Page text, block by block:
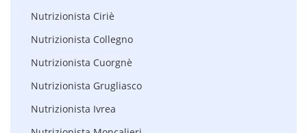
Nutrizionista Ciriè
Nutrizionista Collegno
Nutrizionista Cuorgnè
Nutrizionista Grugliasco
Nutrizionista Ivrea